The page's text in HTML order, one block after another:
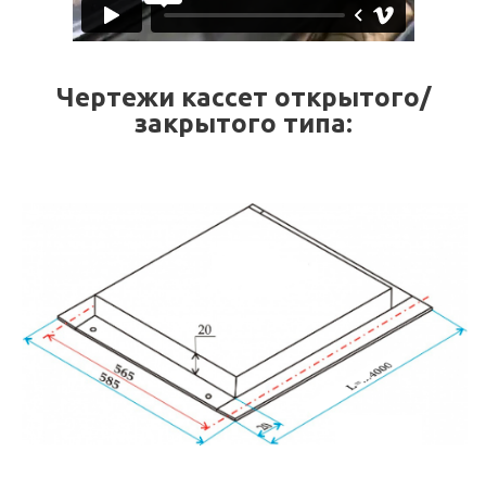
Чертежи кассет открытого/
закрытого типа: